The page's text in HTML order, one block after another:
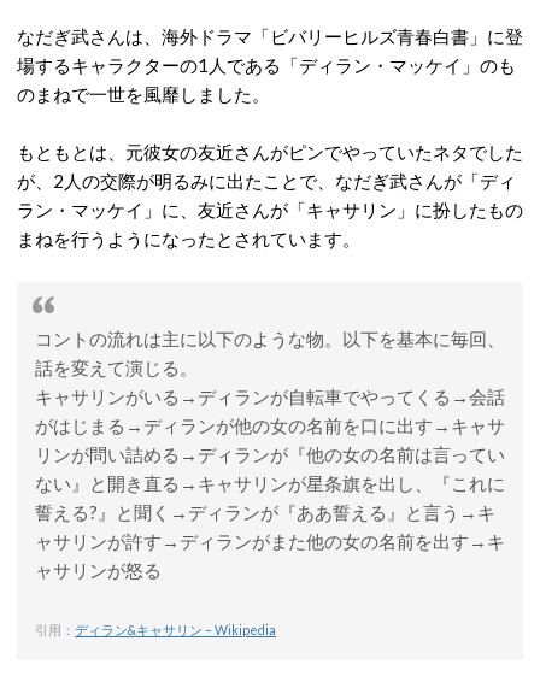
なだぎ武さんは、海外ドラマ「ビバリーヒルズ青春白書」に登
場するキャラクターの1人である「ディラン・マッケイ」のも
のまねで一世を風靡しました。
もともとは、元彼女の友近さんがピンでやっていたネタでした
が、2人の交際が明るみに出たことで、なだぎ武さんが「ディ
ラン・マッケイ」に、友近さんが「キャサリン」に扮したもの
まねを行うようになったとされています。
コントの流れは主に以下のような物。以下を基本に毎回、
話を変えて演じる。
キャサリンがいる→ディランが自転車でやってくる→会話
がはじまる→ディランが他の女の名前を口に出す→キャサ
リンが問い詰める→ディランが『他の女の名前は言ってい
ない』と開き直る→キャサリンが星条旗を出し、『これに
誓える?』と聞く→ディランが『ああ誓える』と言う→キ
ャサリンが許す→ディランがまた他の女の名前を出す→キ
ャサリンが怒る
引用： ディラン&キャサリン – Wikipedia